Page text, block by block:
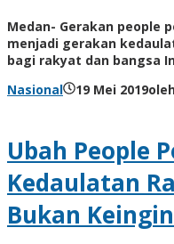
Medan- Gerakan people
menjadi gerakan
bagi rakyat dan bangsa
Nasional
19 Mei 2019
Ubah People
Kedaulatan
Bukan